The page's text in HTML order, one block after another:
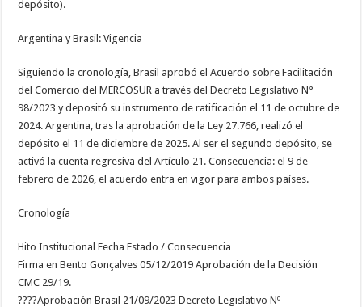
depósito).
Argentina y Brasil: Vigencia
Siguiendo la cronología, Brasil aprobó el Acuerdo sobre Facilitación
del Comercio del MERCOSUR a través del Decreto Legislativo N°
98/2023 y depositó su instrumento de ratificación el 11 de octubre de
2024. Argentina, tras la aprobación de la Ley 27.766, realizó el
depósito el 11 de diciembre de 2025. Al ser el segundo depósito, se
activó la cuenta regresiva del Artículo 21. Consecuencia: el 9 de
febrero de 2026, el acuerdo entra en vigor para ambos países.
Cronología
Hito Institucional Fecha Estado / Consecuencia
Firma en Bento Gonçalves 05/12/2019 Aprobación de la Decisión
CMC 29/19.
????Aprobación Brasil 21/09/2023 Decreto Legislativo Nº